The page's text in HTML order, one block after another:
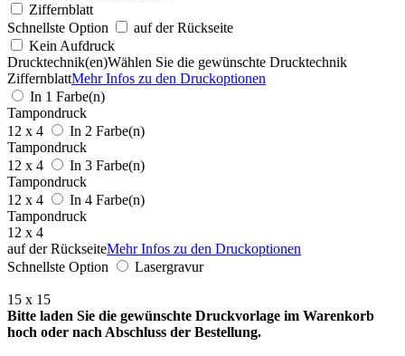
Ziffernblatt
Schnellste Option
auf der Rückseite
Kein Aufdruck
Drucktechnik(en)Wählen Sie die gewünschte Drucktechnik
ZiffernblattMehr Infos zu den Druckoptionen
In 1 Farbe(n)
Tampondruck
12 x 4
In 2 Farbe(n)
Tampondruck
12 x 4
In 3 Farbe(n)
Tampondruck
12 x 4
In 4 Farbe(n)
Tampondruck
12 x 4
auf der RückseiteMehr Infos zu den Druckoptionen
Schnellste Option
Lasergravur
15 x 15
Bitte laden Sie die gewünschte Druckvorlage im Warenkorb
hoch oder nach Abschluss der Bestellung.